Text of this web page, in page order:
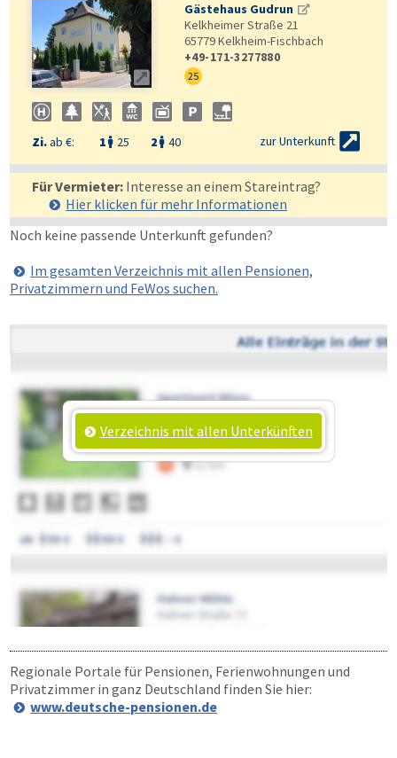

Gästehaus Gudrun
Kelkheimer Straße 21
65779Kelkheim-Fischbach
+49-171-3277880
25
Zi.ab €: 1  25 2  40 zur Unterkunft 
Für Vermieter: Interesse an einem Stareintrag?
Hier klicken für mehr Informationen
Noch keine passende Unterkunft gefunden?
Im gesamten Verzeichnis mit allen Pensionen,
Privatzimmern und FeWos suchen.
Verzeichnis mit allen Unterkünften
Regionale Portale für Pensionen, Ferienwohnungen und
Privatzimmer in ganz Deutschland finden Sie hier:
www.deutsche-pensionen.de